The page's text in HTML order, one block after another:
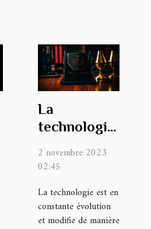
La
technologie
manière
avocats de
divorce au
2 novembre 2023
02:45
La technologie est en
constante évolution
et modifie de manière